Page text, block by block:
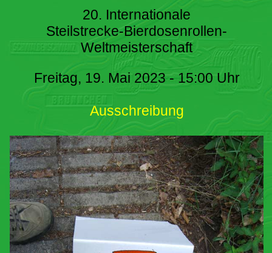
20. Internationale
Steilstrecke-Bierdosenrollen-
Weltmeisterschaft
Freitag, 19. Mai 2023 - 15:00 Uhr
Ausschreibung